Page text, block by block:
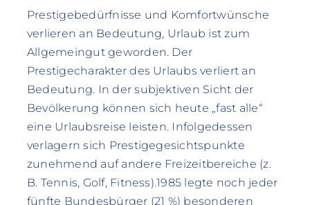
Prestigebedürfnisse und Komfortwünsche
verlieren an Bedeutung, Urlaub ist zum
Allgemeingut geworden. Der
Prestigecharakter des Urlaubs verliert an
Bedeutung. In der subjektiven Sicht der
Bevölkerung können sich heute „fast alle“
eine Urlaubsreise leisten. Infolgedessen
verlagern sich Prestigegesichtspunkte
zunehmend auf andere Freizeitbereiche (z.
B. Tennis, Golf, Fitness).1985 legte noch jeder
fünfte Bundesbürger (21 %) besonderen